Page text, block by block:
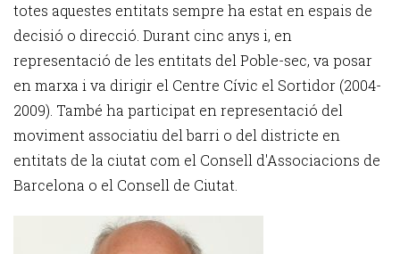
totes aquestes entitats sempre ha estat en espais de
decisió o direcció. Durant cinc anys i, en
representació de les entitats del Poble-sec, va posar
en marxa i va dirigir el Centre Cívic el Sortidor (2004-
2009). També ha participat en representació del
moviment associatiu del barri o del districte en
entitats de la ciutat com el Consell d'Associacions de
Barcelona o el Consell de Ciutat.